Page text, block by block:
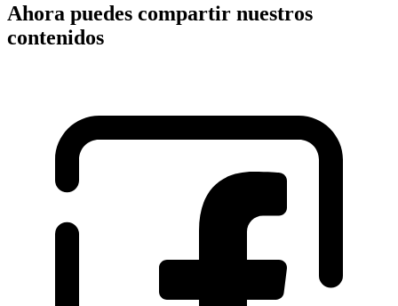
Ahora puedes compartir nuestros
contenidos